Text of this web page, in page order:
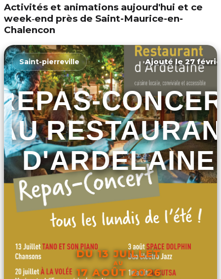
Activités et animations aujourd'hui et ce
week‑end près de Saint-Maurice-en-
Chalencon
Saint-pierreville Ajouté le 27
D'ARDELAINE
DU 13 JUILLET
AU
17 AOÛT 2026